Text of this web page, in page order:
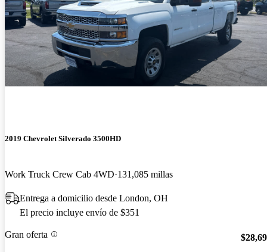
2019 Chevrolet Silverado 3500HD
Work Truck Crew Cab 4WD 131,085 millas
Entrega a domicilio desde London, OH
El precio incluye envío de $351
Gran oferta